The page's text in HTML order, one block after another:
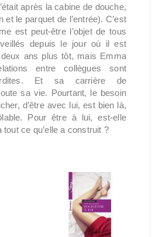
après la cabine de douche,
et le parquet de l’entrée). C’est
est peut-être l’objet de tous
depuis le jour où il est
ans plus tôt, mais Emma
entre collègues sont
Et sa carrière de
sa vie. Pourtant, le besoin
d’être avec lui, est bien là,
Pour être à lui, est-elle
tout ce qu’elle a construit ?